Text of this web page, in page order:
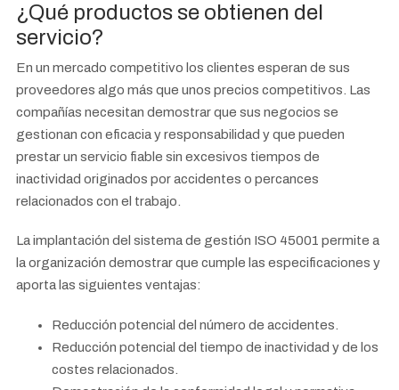
¿Qué productos se obtienen del
servicio?
En un mercado competitivo los clientes esperan de sus
proveedores algo más que unos precios competitivos. Las
compañías necesitan demostrar que sus negocios se
gestionan con eficacia y responsabilidad y que pueden
prestar un servicio fiable sin excesivos tiempos de
inactividad originados por accidentes o percances
relacionados con el trabajo.
La implantación del sistema de gestión ISO 45001 permite a
la organización demostrar que cumple las especificaciones y
aporta las siguientes ventajas:
Reducción potencial del número de accidentes.
Reducción potencial del tiempo de inactividad y de los
costes relacionados.